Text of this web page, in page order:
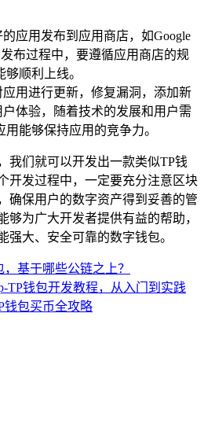
的应用发布到应用商店，如Google
发布过程中，要遵循应用商店的规
顺利上线。
应用进行更新，修复漏洞，添加新
体验，随着技术的发展和用户需
能够保持应用的竞争力。
我们就可以开发出一款类似TP钱
开发过程中，一定要充分注意区块
确保用户的数字资产得到妥善的管
够为广大开发者提供有益的帮助，
强大、安全可靠的数字钱包。
基于哪些公链之上？
TP钱包开发教程，从入门到实践
钱包买币全攻略